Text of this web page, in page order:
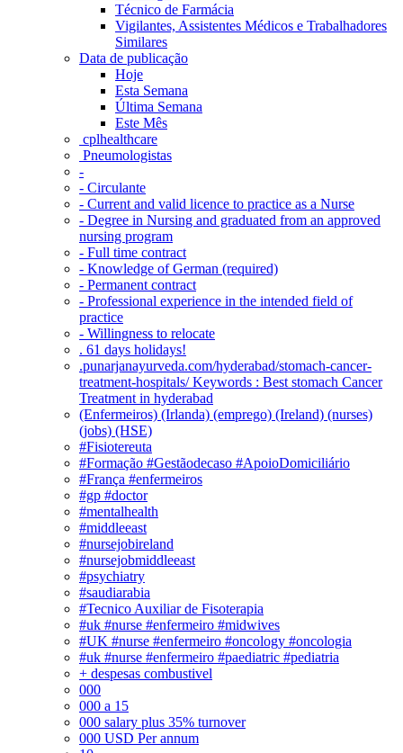
Técnico de Farmácia
Vigilantes, Assistentes Médicos e Trabalhadores
Similares
Data de publicação
Hoje
Esta Semana
Última Semana
Este Mês
‎ cplhealthcare‬
Pneumologistas
-
- Circulante
- Current and valid licence to practice as a Nurse
- Degree in Nursing and graduated from an approved
nursing program
- Full time contract
- Knowledge of German (required)
- Permanent contract
- Professional experience in the intended field of
practice
- Willingness to relocate
. 61 days holidays!
.punarjanayurveda.com/hyderabad/stomach-cancer-
treatment-hospitals/ Keywords : Best stomach Cancer
Treatment in hyderabad
(Enfermeiros) (Irlanda) (emprego) (Ireland) (nurses)
(jobs) (HSE)
#Fisiotereuta
#Formação #Gestãodecaso #ApoioDomiciliário
#França #enfermeiros
#gp #doctor
#mentalhealth
#middleeast
#nursejobireland
#nursejobmiddleeast
#psychiatry
#saudiarabia
#Tecnico Auxiliar de Fisoterapia
#uk #nurse #enfermeiro #midwives
#UK #nurse #enfermeiro #oncology #oncologia
#uk #nurse #enfermeiro #paediatric #pediatria
+ despesas combustivel
000
000 a 15
000 salary plus 35% turnover
000 USD Per annum